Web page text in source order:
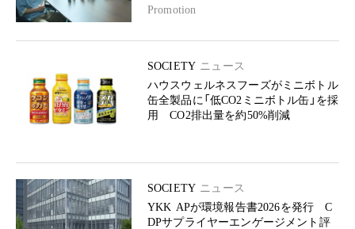
Promotion
SOCIETY ニュース
ハウスウェルネスフーズがミニボトル
缶全製品に「低CO2ミニボトル缶」を採
用 CO2排出量を約50%削減
SOCIETY ニュース
YKK APが環境報告書2026を発行 C
DPサプライヤーエンゲージメント評